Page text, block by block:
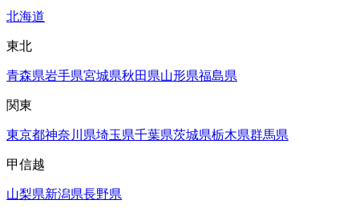
北海道
東北
青森県岩手県宮城県秋田県山形県福島県
関東
東京都神奈川県埼玉県千葉県茨城県栃木県群馬県
甲信越
山梨県新潟県長野県